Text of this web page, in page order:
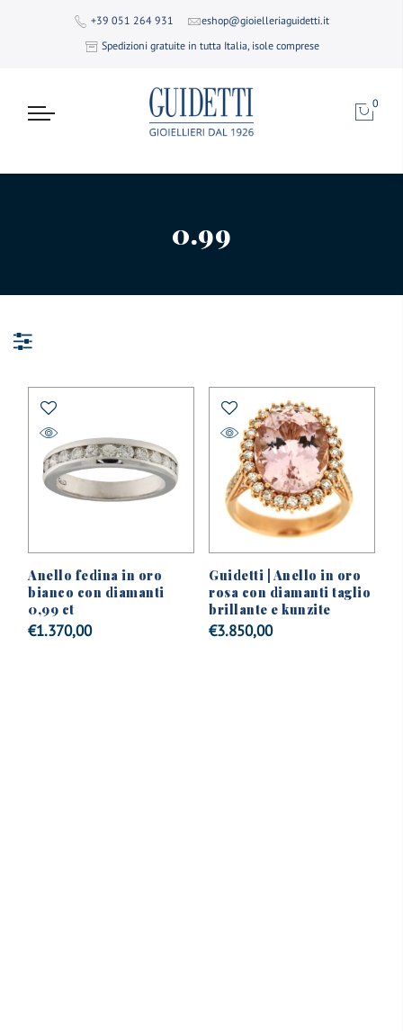
+39 051 264 931
eshop@gioielleriaguidetti.it
Spedizioni gratuite in tutta Italia, isole comprese
0
0.99
Anello fedina in oro
bianco con diamanti
0,99 ct
€1.370,00
Guidetti | Anello in oro
rosa con diamanti taglio
brillante e kunzite
€3.850,00